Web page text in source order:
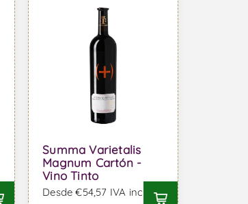
Summa Varietalis
Magnum Cartón -
Vino Tinto
Desde €54,57 IVA incl.